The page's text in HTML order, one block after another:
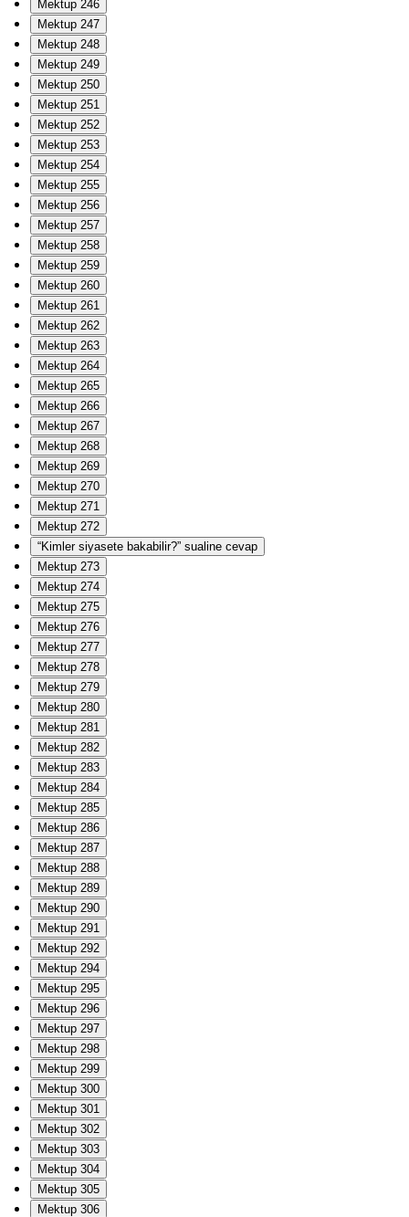
Mektup 246
Mektup 247
Mektup 248
Mektup 249
Mektup 250
Mektup 251
Mektup 252
Mektup 253
Mektup 254
Mektup 255
Mektup 256
Mektup 257
Mektup 258
Mektup 259
Mektup 260
Mektup 261
Mektup 262
Mektup 263
Mektup 264
Mektup 265
Mektup 266
Mektup 267
Mektup 268
Mektup 269
Mektup 270
Mektup 271
Mektup 272
“Kimler siyasete bakabilir?” sualine cevap
Mektup 273
Mektup 274
Mektup 275
Mektup 276
Mektup 277
Mektup 278
Mektup 279
Mektup 280
Mektup 281
Mektup 282
Mektup 283
Mektup 284
Mektup 285
Mektup 286
Mektup 287
Mektup 288
Mektup 289
Mektup 290
Mektup 291
Mektup 292
Mektup 294
Mektup 295
Mektup 296
Mektup 297
Mektup 298
Mektup 299
Mektup 300
Mektup 301
Mektup 302
Mektup 303
Mektup 304
Mektup 305
Mektup 306